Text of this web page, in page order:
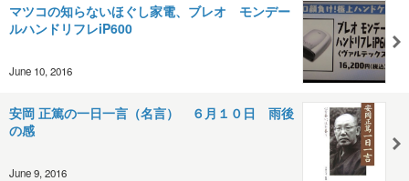
マツコの知らないほぐし家電、ブレオ モンデー
ルハンドリフレiP600
June 10, 2016
安岡 正篤の一日一言（名言） ６月１０日 雨後
の感
June 9, 2016